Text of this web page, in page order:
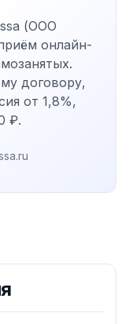
(ООО
онлайн-
договору,
от 1,8%,
₽.